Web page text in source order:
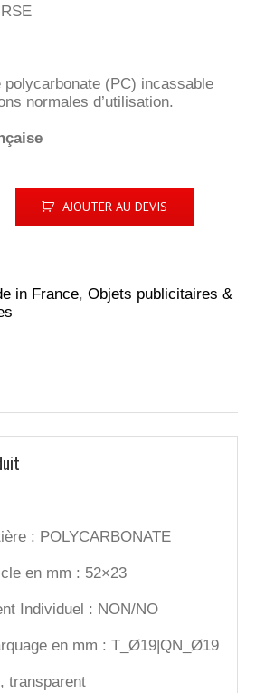
polycarbonate (PC) incassable
normales d’utilisation.
AJOUTER AU DEVIS
in France, Objets publicitaires &
: POLYCARBONATE
en mm : 52×23
Individuel : NON/NO
en mm : T_Ø19|QN_Ø19
transparent